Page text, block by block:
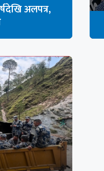
अलपत्र,